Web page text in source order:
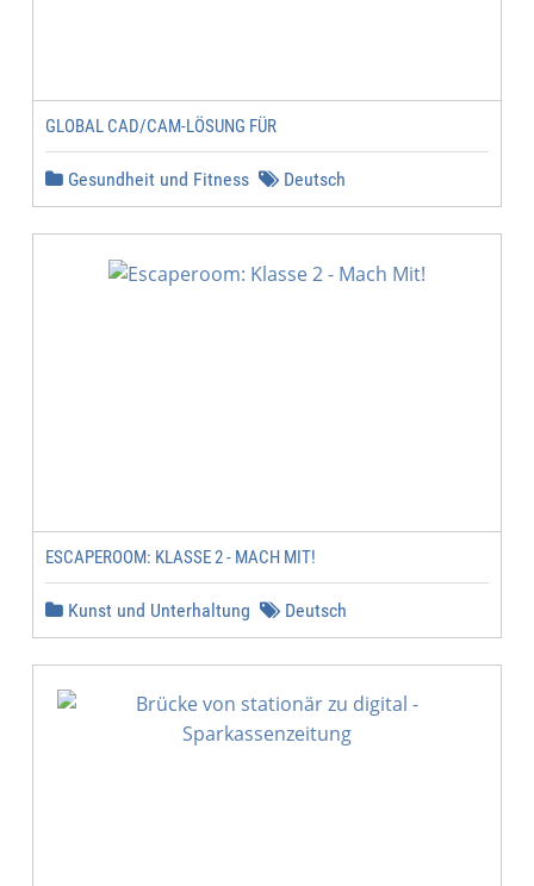
GLOBAL CAD/CAM-LÖSUNG FÜR
Gesundheit und Fitness Deutsch
ESCAPEROOM: KLASSE 2 - MACH MIT!
Kunst und Unterhaltung Deutsch